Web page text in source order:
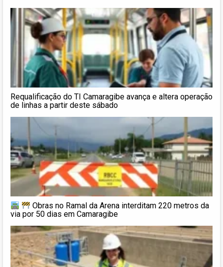
Requalificação do TI Camaragibe avança e altera operação
de linhas a partir deste sábado
Obras no Ramal da Arena interditam 220 metros da
via por 50 dias em Camaragibe